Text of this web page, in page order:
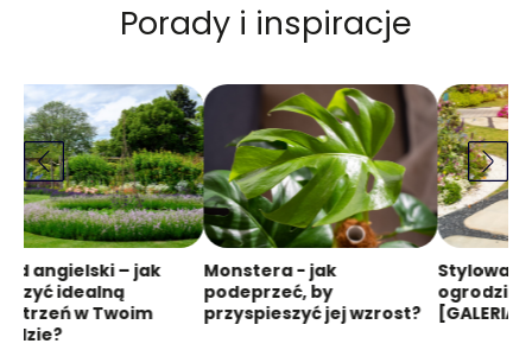
Porady i inspiracje
angielski – jak
idealną
w Twoim
Monstera - jak
podeprzeć, by
przyspieszyć jej wzrost?
Stylowa
ogrodzie -
[GALERIA]